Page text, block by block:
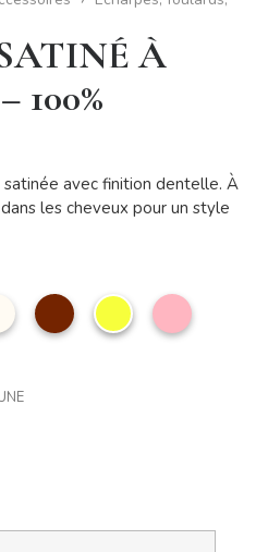
À
100%
avec finition dentelle. À
les cheveux pour un style
Beige Marron Citron
Rose
clair